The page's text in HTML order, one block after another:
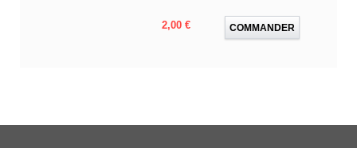
Prix
2,00 € COMMANDER